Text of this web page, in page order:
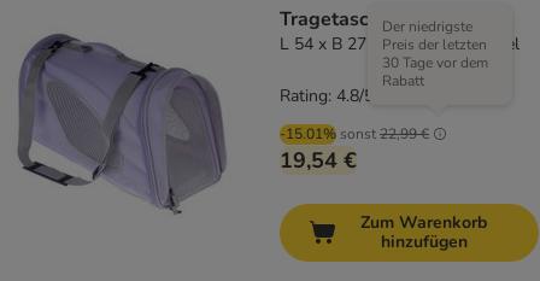
Tragetasche
L 54 x B 27 x H 30 cm, lavendel
-15.01% sonst22,99 €
Der niedrigste
Preis der letzten
30 Tage vor dem
Rabatt
19,54 €
Rating: 4.8/5
Zum Warenkorb
hinzufügen